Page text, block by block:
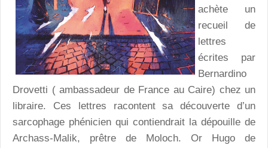
achète un
recueil de
lettres
écrites par
Bernardino
Drovetti ( ambassadeur de France au Caire) chez un
libraire. Ces lettres racontent sa découverte d’un
sarcophage phénicien qui contiendrait la dépouille de
Archass-Malik, prêtre de Moloch. Or Hugo de